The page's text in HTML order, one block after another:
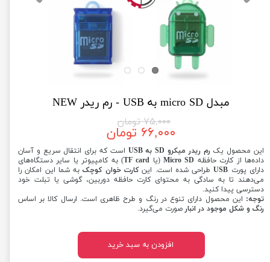
مبدل micro SD به USB - رم ریدر NEW
۷۵,۰۰۰ تومان
۶۶,۰۰۰ تومان
این محصول یک رم ریدر میکرو SD به USB
است که برای انتقال سریع و آسان
داده‌ها از کارت حافظه Micro SD(یا TF card) به کامپیوتر یا سایر دستگاه‌های
دارای پورت USBطراحی شده است. اینکارت خوان‌ کوچک به شما این امکان را
می‌دهند تا به سادگی به محتوای کارت حافظه دوربین، گوشی یا تبلت خود
دسترسی پیدا کنید.
توجه: این محصول دارای تنوع در رنگ و طرح ظاهری است. ارسال کالا بر اساس
رنگ و شکل موجود در انبار صورت می‌گیرد.
افزودن به سبد خرید